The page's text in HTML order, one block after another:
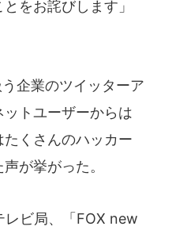
をお詫びします」
企業のツイッターア
トユーザーからは
たくさんのハッカー
が挙がった。
ビ局、「FOX new